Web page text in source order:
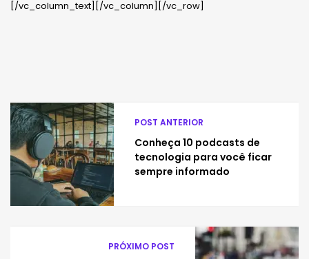
[/vc_column_text][/vc_column][/vc_row]
POST ANTERIOR
Conheça 10 podcasts de
tecnologia para você ficar
sempre informado
PRÓXIMO POST